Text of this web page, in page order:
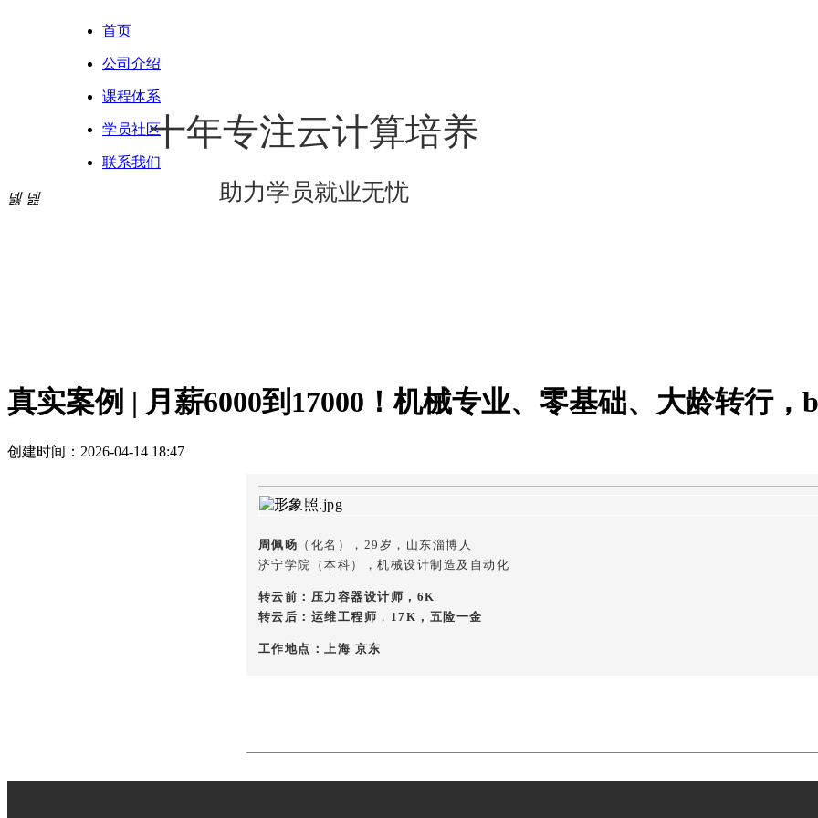
首页
公司介绍
课程体系
学员社区
联系我们
十年专注云计算培养
助力学员就业无忧
넳 넲
真实案例 | 月薪6000到17000！机械专业、零基础、大龄转行
创建时间： 2026-04-14 18:47
周佩旸 （化名）
，29岁，山东淄博人
济宁学院（本科），机械设计制造及自动化
转云前：压力容器设计师，6K
转云后：运维工程师 ， 17K ，五险一金
工作地点：上海 京东